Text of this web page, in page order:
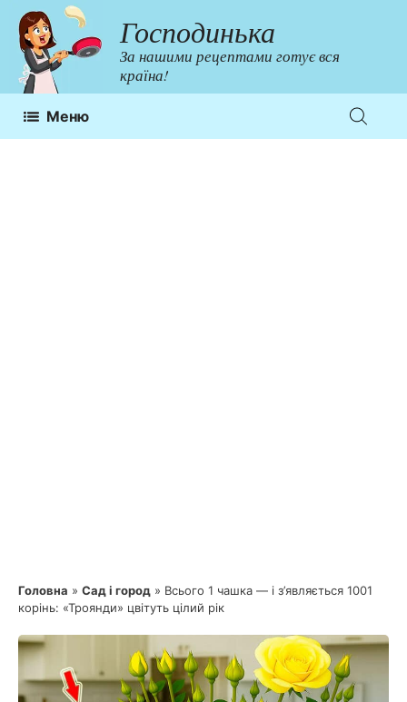
Перейти
до
контенту
Господинька
За нашими рецептами готує вся
країна!
Меню
Головна » Сад і город » Всього 1 чашка — і з’являється 1001
корінь: «Троянди» цвітуть цілий рік